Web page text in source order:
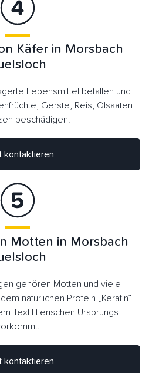
kontaktieren
Käfer in Morsbach
Lebensmittel befallen und
Gerste, Reis, Ölsaaten
beschädigen.
Motten in Morsbach
gehören Motten und viele
natürlichen Protein „Keratin“
Textil tierischen Ursprungs
Jetzt kontaktieren